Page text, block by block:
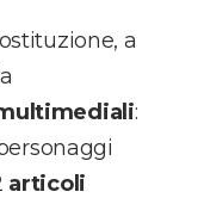
a
:
articoli